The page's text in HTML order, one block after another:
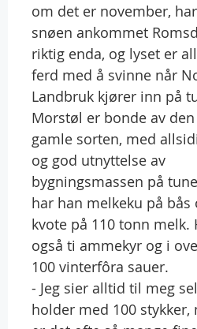
om det er november,
snøen ankommet
riktig enda, og lyset er
ferd med å svinne når
Landbruk kjører inn på
Morstøl er bonde av den
gamle sorten, med
og god utnyttelse av
bygningsmassen på
har han melkeku på bås
kvote på 110 tonn melk.
også ti ammekyr og i
100 vinterfôra sauer.
- Jeg sier alltid til meg
holder med 100 stykker,